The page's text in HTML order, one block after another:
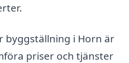
byggställning i Horn är
priser och tjänster